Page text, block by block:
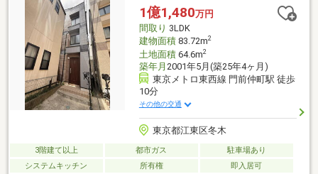
積は車庫部分を含みます■ ご希望の住まい探しをお手伝いします
━━━━━・・・物件の詳細・ご相談はお気軽にお問い合わせく
ださい。
1億1,480万円
間取り 3LDK
建物面積83.72m2
土地面積64.6m2
築年月 2001年5月(築25年4ヶ月)
東京メトロ東西線 門前仲町駅 徒歩
10分
その他の交通
東京都江東区冬木
3階建て以上 都市ガス
駐車場あり
システムキッチン
所有権 即入居可